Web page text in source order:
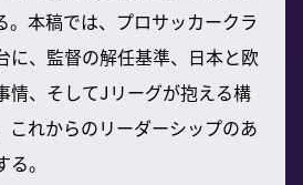
。本稿では、プロサッカークラ
に、監督の解任基準、日本と欧
情、そしてJリーグが抱える構
これからのリーダーシップのあ
。